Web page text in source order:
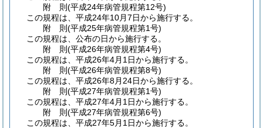
附 則(平成24年病管規程第12号)
この規程は、平成24年10月7日から施行する。
附 則(平成25年病管規程第1号)
この規程は、公布の日から施行する。
附 則(平成26年病管規程第4号)
この規程は、平成26年4月1日から施行する。
附 則(平成26年病管規程第8号)
この規程は、平成26年8月24日から施行する。
附 則(平成27年病管規程第1号)
この規程は、平成27年4月1日から施行する。
附 則(平成27年病管規程第6号)
この規程は、平成27年5月1日から施行する。